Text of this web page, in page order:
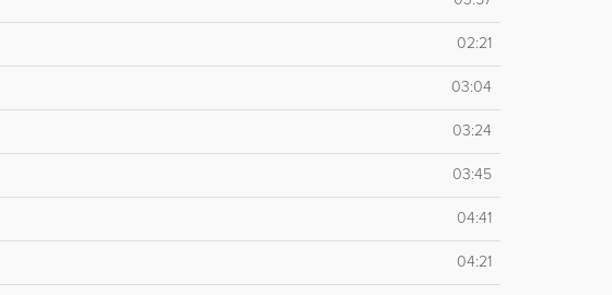
02:21
03:04
03:24
03:45
04:41
04:21